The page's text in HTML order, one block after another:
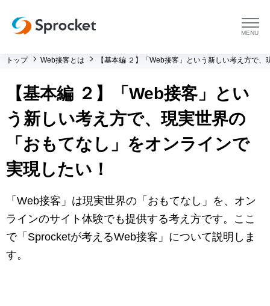
menu
プラットフォーム トップ
コンサルティング
運用支援 トップ
メソッド トップ
導入事例
よくある質問
会社情報
会社情報 トップ
セミナー・イベント
トップ Web接客とは 【基本編 ２】「Web接客」という新しい考え方で
【基本編 ２】「Web接客」とい
う新しい考え方で、現実世界の
「おもてなし」をオンラインで
実現したい！
「Web接客」は現実世界の「おもてなし」を、オン
ラインのサイト体験でも提供する考え方です。ここ
で「Sprocketが考えるWeb接客」について説明しま
す。